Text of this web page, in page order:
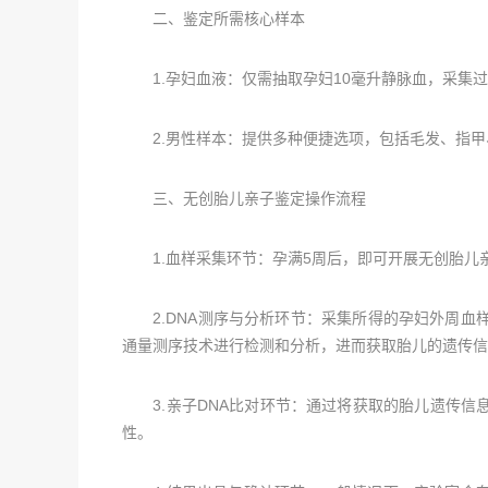
二、鉴定所需核心样本
1.孕妇血液：仅需抽取孕妇10毫升静脉血，采集过
2.男性样本：提供多种便捷选项，包括毛发、指甲
三、无创胎儿亲子鉴定操作流程
1.血样采集环节：孕满5周后，即可开展无创胎儿
2.DNA测序与分析环节：采集所得的孕妇外周血
通量测序技术进行检测和分析，进而获取胎儿的遗传
3.亲子DNA比对环节：通过将获取的胎儿遗传信
性。